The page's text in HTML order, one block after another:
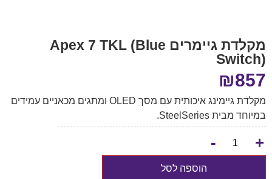
מקלדת גיימרים Apex 7 TKL (Blue
Switch)
₪857
מקלדת גיימינג איכותית עם מסך OLED ומתגים מכאניים עמידים
במיוחד מבית SteelSeries.
+
-
הוספה לסל